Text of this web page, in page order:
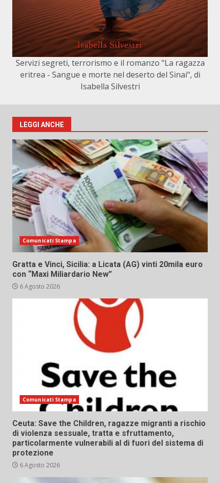
Servizi segreti, terrorismo e il romanzo "La ragazza
eritrea - Sangue e morte nel deserto del Sinai", di
Isabella Silvestri
LEGGI ANCHE
Comunicati Stampa
Gratta e Vinci, Sicilia: a Licata (AG) vinti 20mila euro
con “Maxi Miliardario New”
6 Agosto 2026
Comunicati Stampa
Ceuta: Save the Children, ragazze migranti a rischio
di violenza sessuale, tratta e sfruttamento,
particolarmente vulnerabili al di fuori del sistema di
protezione
6 Agosto 2026